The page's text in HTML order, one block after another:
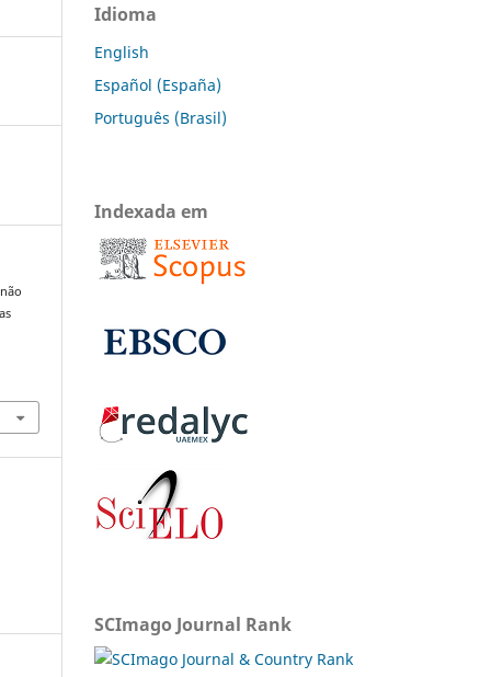
Idioma
English
Español (España)
Português (Brasil)
Indexada em
SCImago Journal Rank